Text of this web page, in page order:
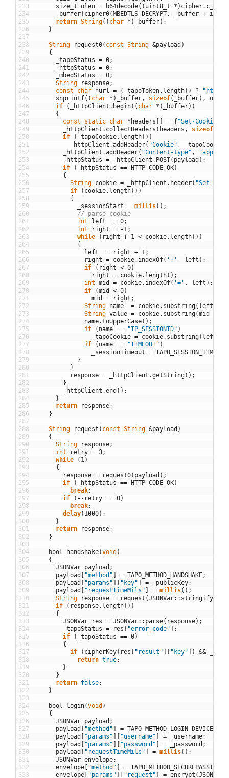
233
234
235
236
237
238
239
240
241
242
243
244
245
246
247
248
249
250
251
252
253
254
255
256
257
258
259
260
261
262
263
264
265
266
267
268
269
270
271
272
273
274
275
276
277
278
279
280
281
282
283
284
285
286
287
288
289
290
291
292
293
294
295
296
297
298
299
300
301
302
303
304
305
306
307
308
309
310
311
312
313
314
315
316
317
318
319
320
321
322
323
324
325
326
327
328
329
330
331
332
333
size t olen = b64decode( ( uint8_t * ) cipher. c_str
_buffer [cipher0(MBEDTLS_DECRYPT , _buffer + ilen
return String( ( char * ) _buffer) ;
}
String request0( const String &payload )
{
_tapoStatus = 0;
_httpStatus = 0;
_mbedStatus = 0;
String
response;
const
char *url = ( _tapoToken. length( ) ?
"http://
snprintf( ( char * ) _buffer , sizeof( _buffer) , url
if
( _httpClient . begin( ( char * ) _buffer) )
{
const
static char * headers [ ] = { "Set-Cookie"
_httpClient . collectHeaders ( headers , sizeof
if
( _tapoCookie. length( ) )
_httpClient .addHeader( "Cookie" , _tapoCookie
_httpClient .addHeader( "Content-type" ,
_httpStatus = _httpClient . POST( payload ) ;
if
( _httpStatus == HTTP_CODE_OK)
{
String cookie = _httpClient . header( "Set-
if
( cookie. length( ) )
{
_sessionStart = millis( ) ;
// parse cookie
int
left = 0;
int
right = -1 ;
while
( right + 1 < cookie. length( ) )
{
left
= right + 1 ;
right = cookie. indexOf( ';' , left ) ;
if
( right < 0)
right = cookie. length( ) ;
int mid = cookie. indexOf( '=' , left ) ;
if
(mid < 0)
mid
= right ;
String name = cookie. substring( left
String value = cookie. substring(mid
name.toUpperCase( ) ;
if
( name == "TP_SESSIONID" )
_tapoCookie = cookie. substring( left
if
( name == "TIMEOUT" )
_sessionTimeout = TAPO_SESSION_TIMEOUT
}
}
response = _httpClient .getString( ) ;
}
_httpClient .end ( ) ;
}
return
response;
}
String request ( const String &payload )
{
String
response;
int
retry = 3;
while
( 1 )
{
response = request0( payload ) ;
if
( _httpStatus == HTTP_CODE_OK)
break;
if
( -- retry == 0)
break;
delay( 1000) ;
}
return
response;
}
bool handshake(void )
{
JSONVar payload ;
payload [ "method" ] = TAPO_METHOD_HANDSHAKE;
payload [ "params" ] [ "key" ] = _publicKey;
payload [ "requestTimeMils" ] = millis( ) ;
String
response = request (JSONVar:: stringify
if
( response. length( ) )
{
JSONVar
res = JSONVar:: parse( response) ;
_tapoStatus = res [ "error_code" ] ;
if
( _tapoStatus == 0)
{
if
( cipherKey( res [ "result" ] [ "key" ] ) &&
return true;
}
}
return false;
}
bool login(void )
{
JSONVar payload ;
payload [ "method" ] = TAPO_METHOD_LOGIN_DEVICE
payload [ "params" ] [ "username" ] = _username;
payload [ "params" ] [ "password" ] = _password ;
payload [ "requestTimeMils" ] = millis( ) ;
JSONVar envelope;
envelope [ "method" ] =
envelope [ "params" ] [ "request" ] = encrypt (JSONVar